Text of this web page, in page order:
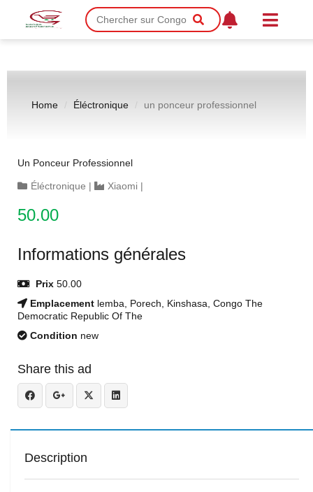
Home Éléctronique un ponceur professionnel
Un Ponceur Professionnel
Éléctronique | Xiaomi |
50.00
Informations générales
Prix 50.00
Emplacement lemba, Porech, Kinshasa, Congo The
Democratic Republic Of The
Condition new
Share this ad
Description